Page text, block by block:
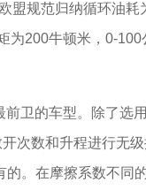
盟规范归纳循环油
200牛顿米，0-
的车型。除了选
次数和升程进行无
。在摩擦系数不同